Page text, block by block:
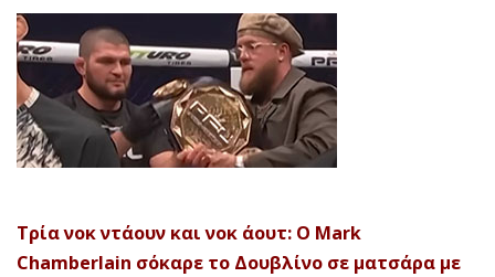
Τρία νοκ ντάουν και νοκ άουτ: Ο Mark
Chamberlain σόκαρε το Δουβλίνο σε ματσάρα με